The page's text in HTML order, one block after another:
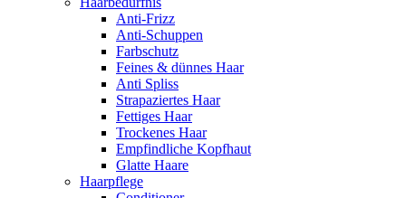
Anti-Frizz
Anti-Schuppen
Farbschutz
Feines & dünnes Haar
Anti Spliss
Strapaziertes Haar
Fettiges Haar
Trockenes Haar
Empfindliche Kopfhaut
Glatte Haare
Haarpflege